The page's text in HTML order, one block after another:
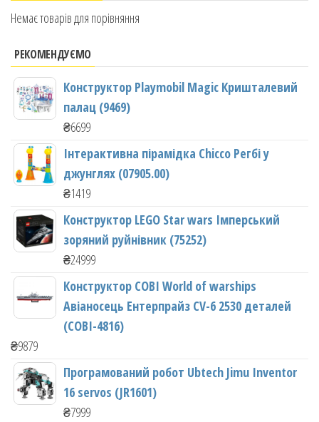
Немає товарів для порівняння
РЕКОМЕНДУЄМО
Конструктор Playmobil Magic Кришталевий
палац (9469)
₴6699
Інтерактивна пірамідка Chicco Регбі у
джунглях (07905.00)
₴1419
Конструктор LEGO Star wars Імперський
зоряний руйнівник (75252)
₴24999
Конструктор COBI World of warships
Авіаносець Ентерпрайз CV-6 2530 деталей
(COBI-4816)
₴9879
Програмований робот Ubtech Jimu Inventor
16 servos (JR1601)
₴7999